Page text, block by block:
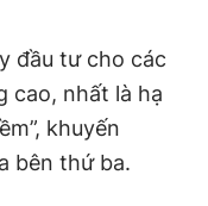
đầu tư cho các
cao, nhất là hạ
khuyến
bên thứ ba.